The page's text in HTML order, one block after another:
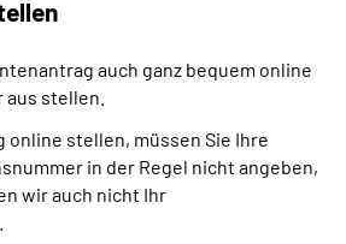
auch ganz bequem online
stellen.
online stellen, müssen Sie Ihre
in der Regel nicht angeben,
wir auch nicht Ihr